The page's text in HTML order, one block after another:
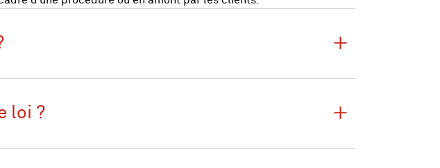
loi ?